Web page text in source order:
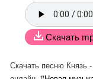
Скачать
Скачать песню Князь